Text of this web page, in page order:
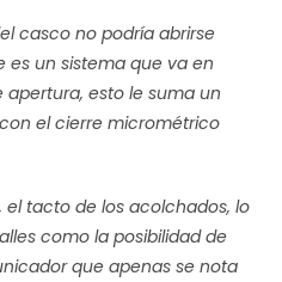
casco no podría abrirse
un sistema que va en
esto le suma un
el cierre micrométrico
el tacto de los acolchados, lo
como la posibilidad de
que apenas se nota